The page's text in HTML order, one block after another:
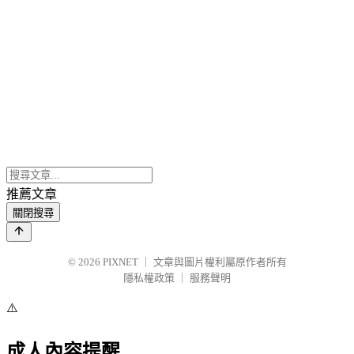
推薦文章
關閉搜尋
© 2026 PIXNET
文章與圖片權利屬原作者所有
隱私權政策
服務聲明
⚠️